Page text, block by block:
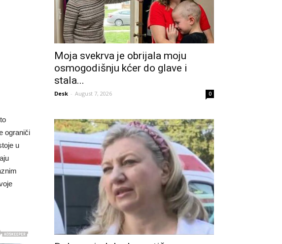
ograniči
u
Moja svekrva je obrijala moju
osmogodišnju kćer do glave i
stala...
Desk - August 7, 2026 0